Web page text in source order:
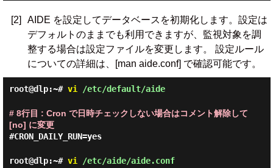
[2]
AIDE を設定してデータベースを初期化します。設定は
デフォルトのままでも利用できますが、監視対象を調
整する場合は設定ファイルを変更します。 設定ルール
についての詳細は、[man aide.conf] で確認可能です。
root@dlp:~# vi /etc/default/aide
# 8行目 : Cron で日時チェックしない場合はコメント解除して
[no] に変更
#CRON_DAILY_RUN=yes
root@dlp:~# vi /etc/aide/aide.conf